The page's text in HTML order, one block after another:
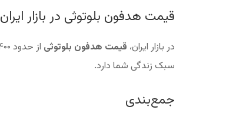
قیمت هدفون بلوتوثی در بازار ایران
در بازار ایران، قیمت هدفون بلوتوثی
سبک زندگی شما دارد.
جمع‌بندی